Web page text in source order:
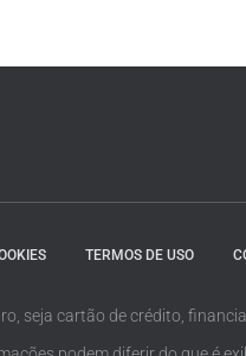
TERMOS DE USO
seja cartão de crédito,